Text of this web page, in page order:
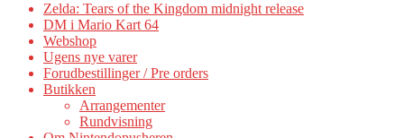
Zelda: Tears of the Kingdom midnight release
DM i Mario Kart 64
Webshop
Ugens nye varer
Forudbestillinger / Pre orders
Butikken
Arrangementer
Rundvisning